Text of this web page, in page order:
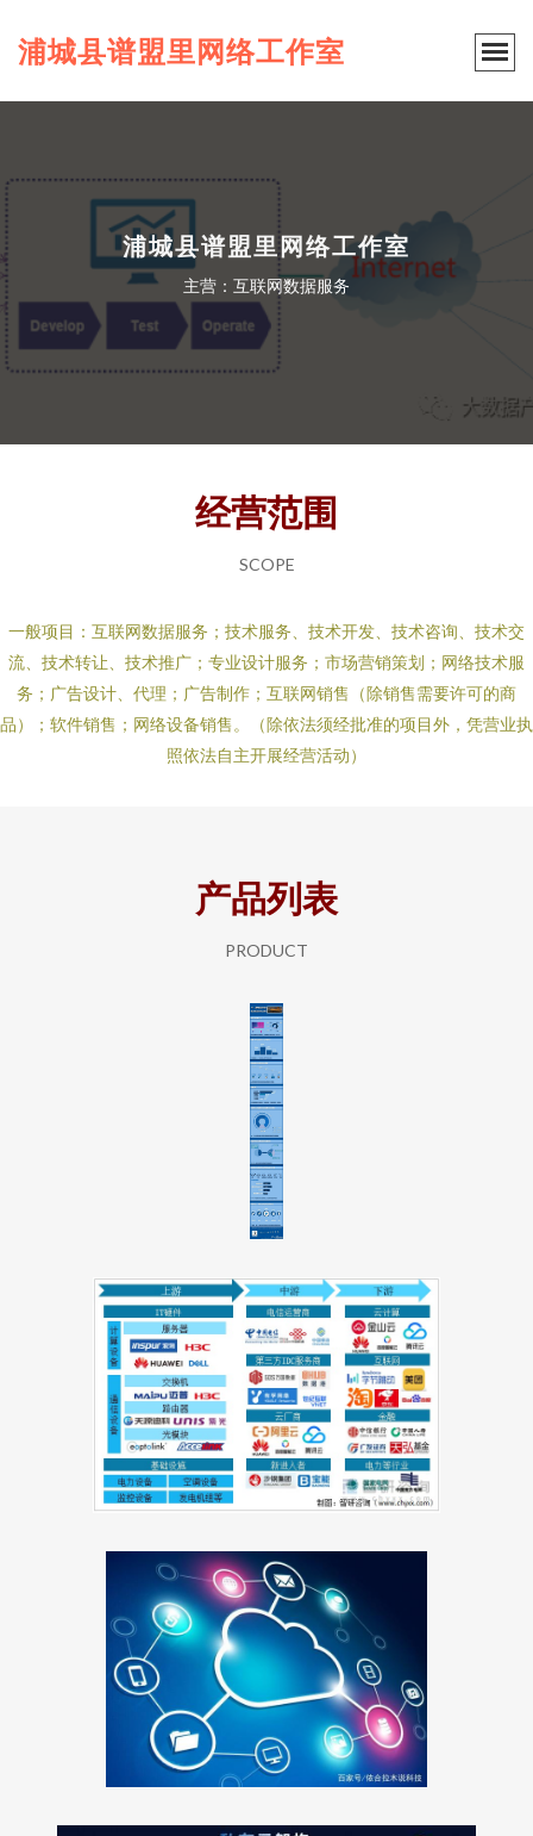
浦城县谱盟里网络工作室
浦城县谱盟里网络工作室
主营：互联网数据服务
经营范围
SCOPE
一般项目：互联网数据服务；技术服务、技术开发、技术咨询、技术交
流、技术转让、技术推广；专业设计服务；市场营销策划；网络技术服
务；广告设计、代理；广告制作；互联网销售（除销售需要许可的商
品）；软件销售；网络设备销售。（除依法须经批准的项目外，凭营业执
照依法自主开展经营活动）
产品列表
PRODUCT